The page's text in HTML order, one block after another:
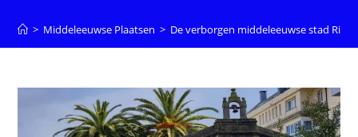
> Middeleeuwse Plaatsen > De verborgen middeleeuwse stad